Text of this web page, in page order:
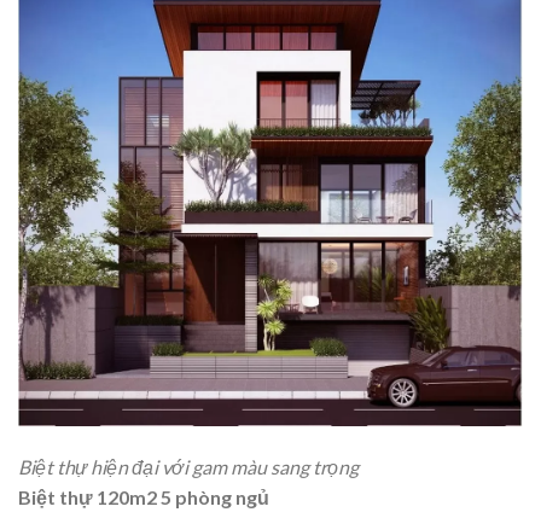
Biệt thự hiện đại với gam màu sang trọng
Biệt thự 120m2 5 phòng ngủ